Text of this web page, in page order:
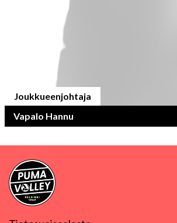
Joukkueenjohtaja
Vapalo Hannu